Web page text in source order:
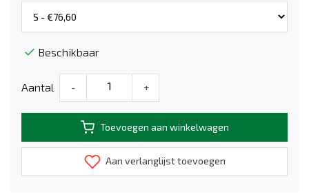
Beschikbaar
Aantal - +
Toevoegen aan winkelwagen
Aan verlanglijst toevoegen